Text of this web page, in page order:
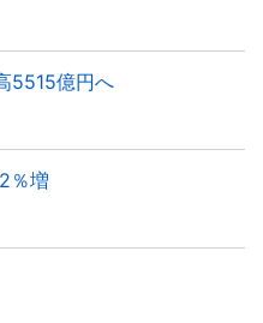
5515億円へ
％増